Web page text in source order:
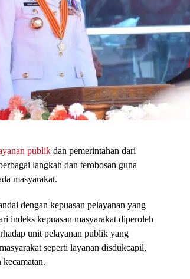
publik dan pemerintahan dari
langkah dan terobosan guna
masyarakat.
dengan kepuasan pelayanan yang
indeks kepuasan masyarakat diperoleh
unit pelayanan publik yang
seperti layanan disdukcapil,